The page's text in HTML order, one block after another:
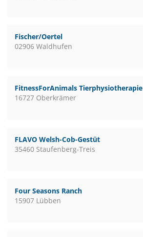
Fischer/Oertel
02906 Waldhufen
FitnessForAnimals Tierphysiotherapie
16727 Oberkrämer
FLAVO Welsh-Cob-Gestüt
35460 Staufenberg-Treis
Four Seasons Ranch
15907 Lübben